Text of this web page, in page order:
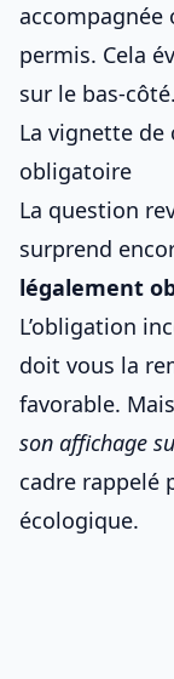
accompagnée
permis. Cela
sur le bas-côté.
La vignette
obligatoire
La question
surprend
légalement
L’obligation
doit vous la
favorable. Mais
son affichage
cadre rappelé
écologique.